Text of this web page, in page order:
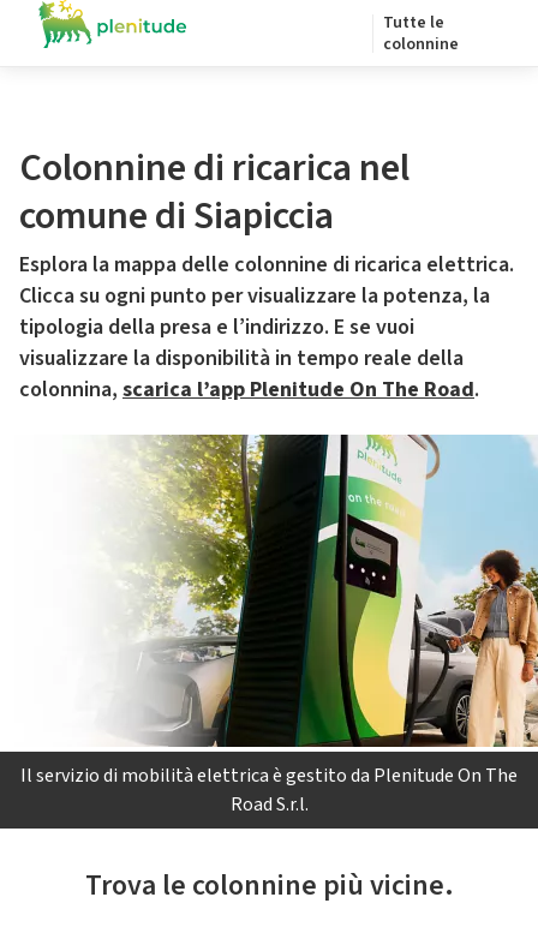
Tutte le
colonnine
Colonnine di ricarica nel
comune di Siapiccia
Esplora la mappa delle colonnine di ricarica elettrica.
Clicca su ogni punto per visualizzare la potenza, la
tipologia della presa e l’indirizzo. E se vuoi
visualizzare la disponibilità in tempo reale della
colonnina, scarica l’app Plenitude On The Road.
Il servizio di mobilità elettrica è gestito da Plenitude On The
Road S.r.l.
Trova le colonnine più vicine.